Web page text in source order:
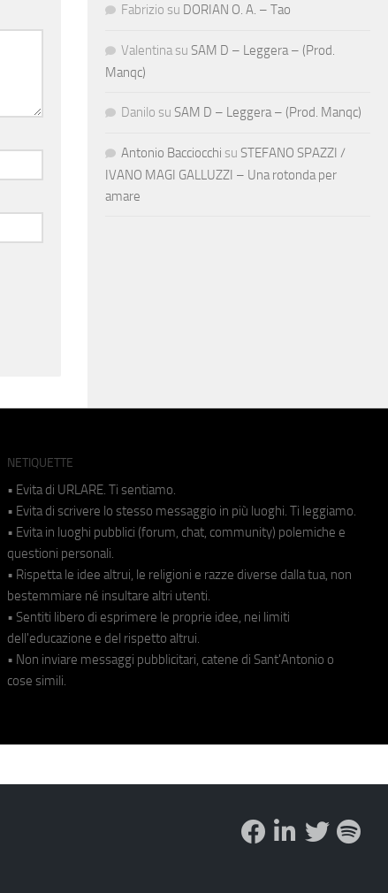
Fabrizio su DORIAN O. A. – Tao
Valentina su SAM D – Leggera – (Prod.
Manqc)
Danilo su SAM D – Leggera – (Prod. Manqc)
Antonio Bacciocchi su STEFANO SPAZZI /
IVANO MAGI GALLUZZI – Una rotonda per
amare
NETIQUETTE
• Evita di URLARE. Ti sentiamo.
• Evita di scrivere lo stesso messaggio in più luoghi. Ti leggiamo.
• Evita in luoghi pubblici (forum, chat, community) polemiche e
questioni personali.
• Rispetta le idee altrui, le religioni e razze diverse dalla tua, non
bestemmiare né insultare altri utenti.
• Sentiti libero di esprimere le proprie idee, nei limiti
dell'educazione e del rispetto altrui.
• Non inviare messaggi pubblicitari, catene di Sant'Antonio o
cose simili.